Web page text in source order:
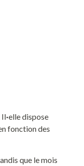
Il·elle dispose
fonction des
que le mois